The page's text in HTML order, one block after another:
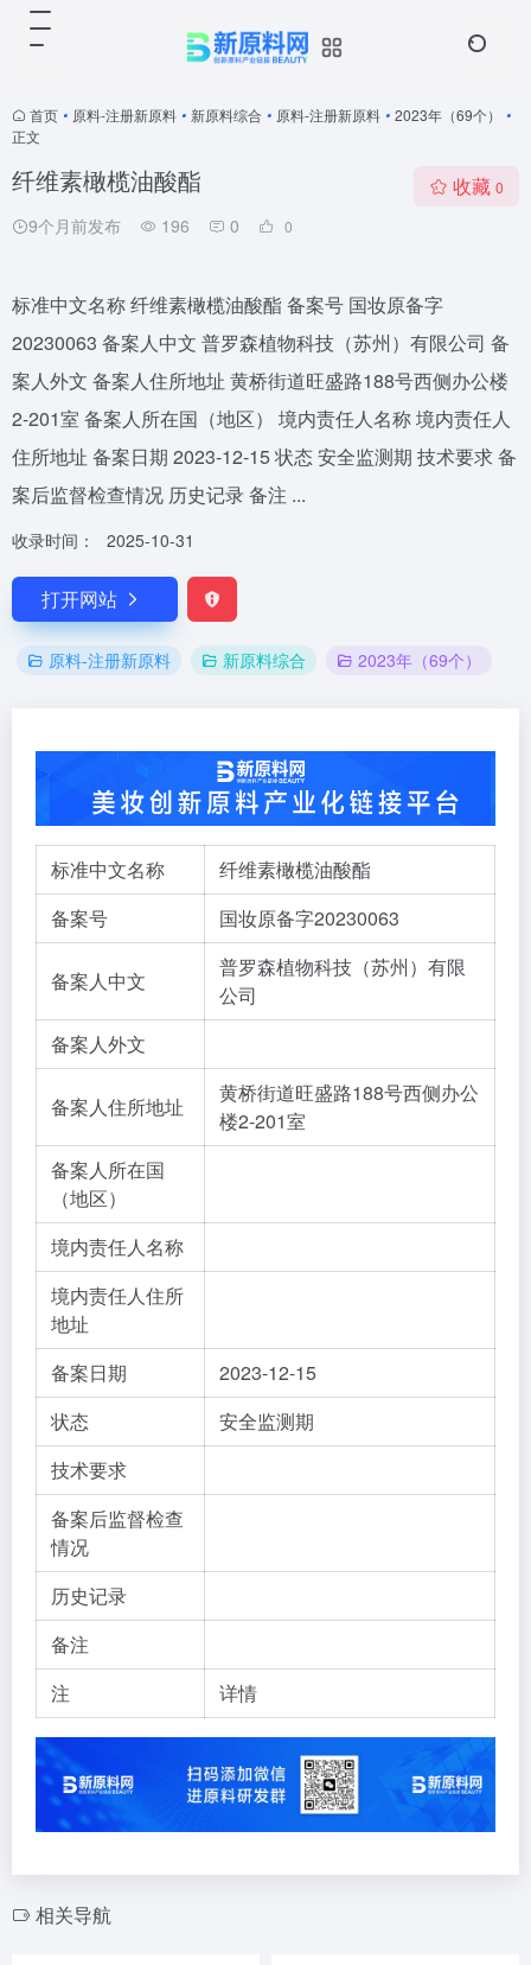
首页 • 原料-注册新原料 • 新原料综合 • 原料-注册新原料 • 2023年（69个）
•
正文
纤维素橄榄油酸酯
9个月前发布 196 0 0
收藏 0
标准中文名称 纤维素橄榄油酸酯 备案号 国妆原备字
20230063 备案人中文 普罗森植物科技（苏州）有限公司 备
案人外文 备案人住所地址 黄桥街道旺盛路188号西侧办公楼
2-201室 备案人所在国（地区） 境内责任人名称 境内责任人
住所地址 备案日期 2023-12-15 状态 安全监测期 技术要求 备
案后监督检查情况 历史记录 备注 ...
收录时间： 2025-10-31
打开网站
原料-注册新原料 新原料综合 2023年（69个）
标准中文名称
纤维素橄榄油酸酯
备案号
国妆原备字20230063
备案人中文
普罗森植物科技（苏州）有限
公司
备案人外文
备案人住所地址
黄桥街道旺盛路188号西侧办公
楼2-201室
备案人所在国
（地区）
境内责任人名称
境内责任人住所
地址
备案日期
2023-12-15
状态
安全监测期
技术要求
备案后监督检查
情况
历史记录
备注
注
详情
相关导航